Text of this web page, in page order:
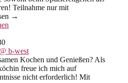
Teilnahme nur mit
→
Kochen und Genießen? Als
freue ich mich auf
nicht erforderlich! Mit